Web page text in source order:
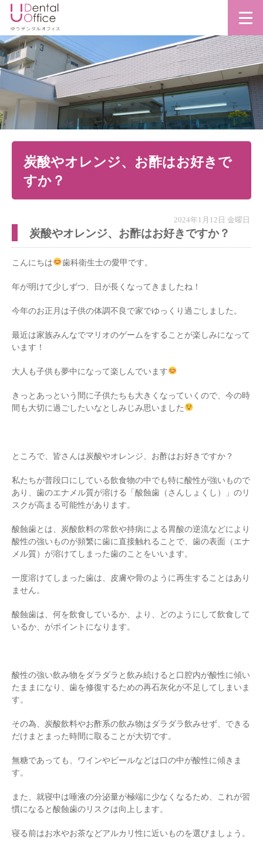
炭酸やオレンジ、お酢はお好きで
すか？
2024年1月12日 金曜日
炭酸やオレンジ、お酢はお好きですか？
こんにちは 歯科衛生士の愛甲です。
年が明けて少しずつ、日が長くなってきましたね！
今年のお正月は子供の体調不良で家でゆっくり過ごしました。
最近は家族みんなでマリオのゲームをすることが楽しみになって
います！
大人も子供も夢中になって楽しんでいます
きっとあっという間に子供たちも大きくなっていくので、今の時
間も大切に過ごしたいなとしみじみ思いました
ところで、皆さんは炭酸やオレンジ、お酢はお好きですか？
私たちが普段口にしている飲食物の中でも特に酸性が強いもので
あり、歯のエナメル質が溶ける「酸蝕歯（さんしょくし）」のリ
スクが高まる可能性があります。
酸蝕歯とは、炭酸飲料の常飲や持病による胃酸の逆流などにより
酸性の強いものが頻繁に歯に直接触れることで、歯の表面（エナ
メル質）が溶けてしまった歯のことをいいます。
一度溶けてしまった歯は、皮膚や骨のように再生することはあり
ません。
酸蝕歯は、何を飲食しているか、より、どのようにして飲食して
いるか、がポイントになります。
酸性の強い飲み物をダラダラと飲み続けると口腔内が酸性に傾い
たままになり、歯を修復するための再石灰化が不足してしまいま
す。
その為、炭酸飲料やお酢系の飲み物はダラダラ飲みせず、できる
だけまとまった時間に取ることが大切です。
無糖であっても、ワインやビールなどは口の中が酸性に傾きま
す。
また、就寝中は唾液の分泌量が極端に少なくなるため、これが習
慣になると酸蝕歯のリスクは向上します。
寝る前はお水やお茶などアルカリ性に近いものを選びましょう。